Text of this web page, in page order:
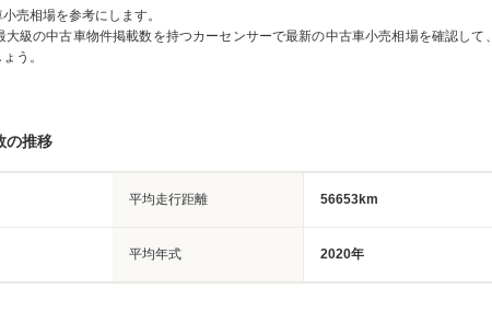
売相場を参考にします。
級の中古車物件掲載数を持つカーセンサーで最新の中古車小売相場を確認して、
う。
の推移
平均走行距離 56653km
平均年式 2020年